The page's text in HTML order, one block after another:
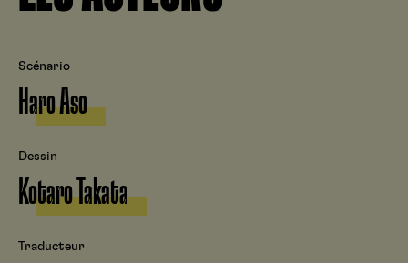
Scénario
Haro Aso
Dessin
Kotaro Takata
Traducteur